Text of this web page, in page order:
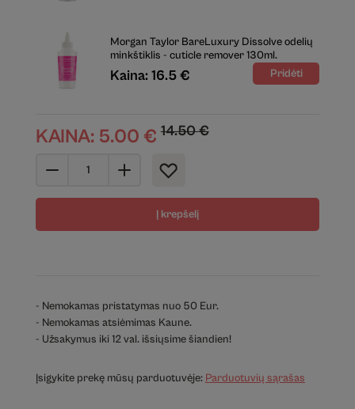
Morgan Taylor BareLuxury Dissolve odelių
minkštiklis - cuticle remover 130ml.
Kaina: 16.5 €
KAINA: 5.00 € 14.50€
Į krepšelį
- Nemokamas pristatymas nuo 50 Eur.
- Nemokamas atsiėmimas Kaune.
- Užsakymus iki 12 val. išsiųsime šiandien!
Įsigykite prekę mūsų parduotuvėje: Parduotuvių sąrašas